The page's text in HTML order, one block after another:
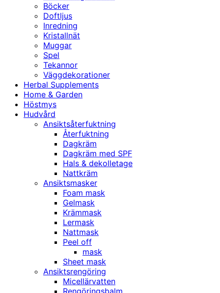
Böcker
Doftljus
Inredning
Kristallnät
Muggar
Spel
Tekannor
Väggdekorationer
Herbal Supplements
Home & Garden
Höstmys
Hudvård
Ansiktsåterfuktning
Återfuktning
Dagkräm
Dagkräm med SPF
Hals & dekolletage
Nattkräm
Ansiktsmasker
Foam mask
Gelmask
Krämmask
Lermask
Nattmask
Peel off
mask
Sheet mask
Ansiktsrengöring
Micellärvatten